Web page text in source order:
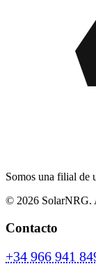
Somos una filial de
© 2026 SolarNRG.
Contacto
+34 966 941